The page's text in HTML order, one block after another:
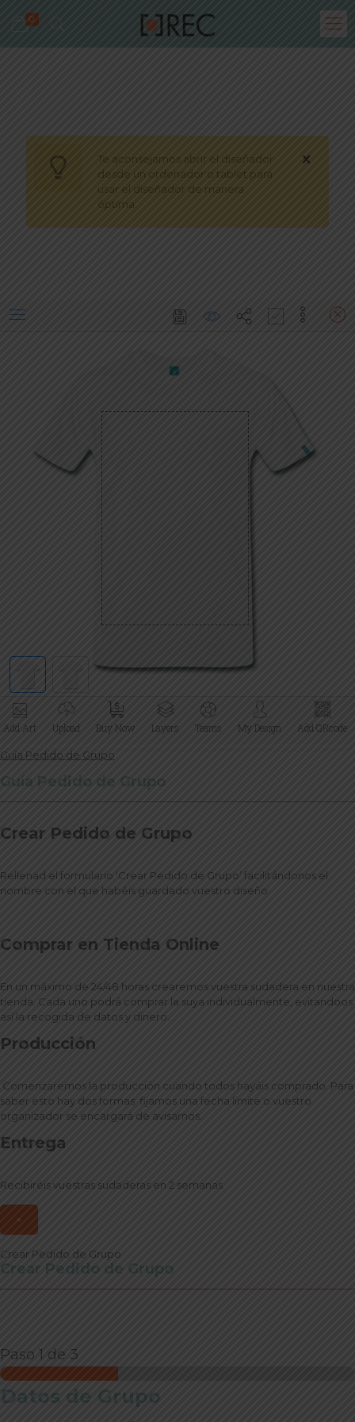
0
*(PARA PEDIDOS DE GRUPO) Los precios del
diseñador son orientativos. Te confirmaremos
el precio al recibir el formulario con los detalles.
Te aconsejamos abrir el diseñador
desde un ordenador o tablet para
usar el diseñador de manera
óptima.
Guía Pedido de Grupo
Guía Pedido de Grupo
Crear Pedido de Grupo
Rellenad el formulario ‘Crear Pedido de Grupo’ facilitándonos el
nombre con el que habéis guardado vuestro diseño.
Comprar en Tienda Online
En un máximo de 24/48 horas crearemos vuestra sudadera en nuestra
tienda. Cada uno podrá comprar la suya individualmente, evitandoos
así la recogida de datos y dinero.
Producción
Comenzaremos la producción cuando todos hayáis comprado. Para
saber esto hay dos formas: fijamos una fecha límite o vuestro
organizador se encargará de avisarnos.
Entrega
Recibiréis vuestras sudaderas en 2 semanas.
×
Crear Pedido de Grupo
Crear Pedido de Grupo
Paso 1 de 3
Datos de Grupo